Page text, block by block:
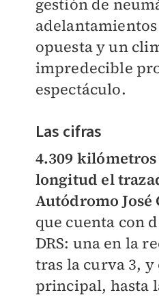
gestión de
opuesta y un
impredecible
espectáculo.
Las cifras
4.309
longitud el
Autódromo José
que cuenta con
DRS: una en la
tras la curva 3,
principal, hasta